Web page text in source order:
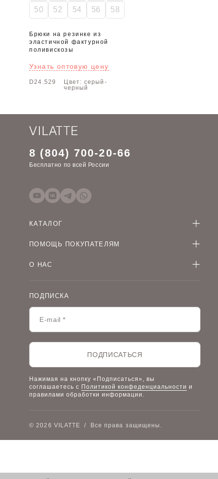
50 52 54 56 58
Брюки на резинке из
эластичной фактурной
поливискозы
Узнать оптовую цену
D24.529
Цвет: серый-
черный
8 (804) 700-20-66
Бесплатно по всей России
КАТАЛОГ
Детская одежда оптом
ПОМОЩЬ ПОКУПАТЕЛЯМ
Условия сотрудничества
Таблицы размеров
О НАС
Политика конфиденциальности
Наши дилеры
Наш розничный интернет-магазин
ПОДПИСКА
ПОДПИСАТЬСЯ
Нажимая на кнопку «Подписаться», вы
соглашаетесь с Политикой конфеденциальности и
правилами обработки информации.
© 2026 VILATTE / Все права защищены.